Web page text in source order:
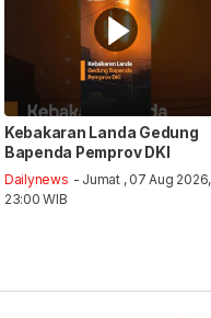
Kebakaran Landa Gedung
Bapenda Pemprov DKI
Dailynews - Jumat , 07 Aug 2026,
23:00 WIB